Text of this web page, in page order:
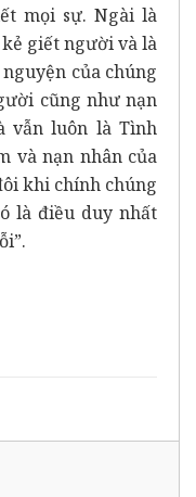
mọi sự. Ngài là
kẻ giết người và là
của chúng
cũng như nạn
vẫn luôn là Tình
và nạn nhân của
khi chính chúng
là điều duy nhất